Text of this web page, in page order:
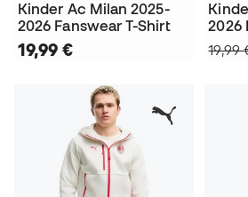
Kinder Ac Milan 2025-
2026 Fanswear T-Shirt
19,99 €
2026
19,99